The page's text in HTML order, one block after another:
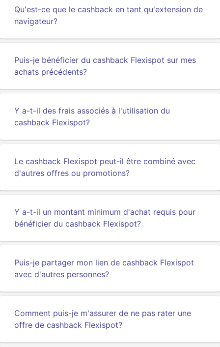
Qu'est-ce que le cashback en tant qu'extension de
navigateur?
Puis-je bénéficier du cashback Flexispot sur mes
achats précédents?
Y a-t-il des frais associés à l'utilisation du
cashback Flexispot?
Le cashback Flexispot peut-il être combiné avec
d'autres offres ou promotions?
Y a-t-il un montant minimum d'achat requis pour
bénéficier du cashback Flexispot?
Puis-je partager mon lien de cashback Flexispot
avec d'autres personnes?
Comment puis-je m'assurer de ne pas rater une
offre de cashback Flexispot?